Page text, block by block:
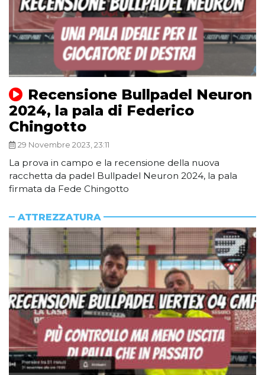
Recensione Bullpadel Neuron
2024, la pala di Federico
Chingotto
29 Novembre 2023, 23:11
La prova in campo e la recensione della nuova
racchetta da padel Bullpadel Neuron 2024, la pala
firmata da Fede Chingotto
ATTREZZATURA